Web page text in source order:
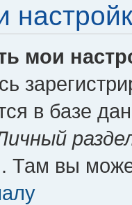
мои
в базе
Там вы